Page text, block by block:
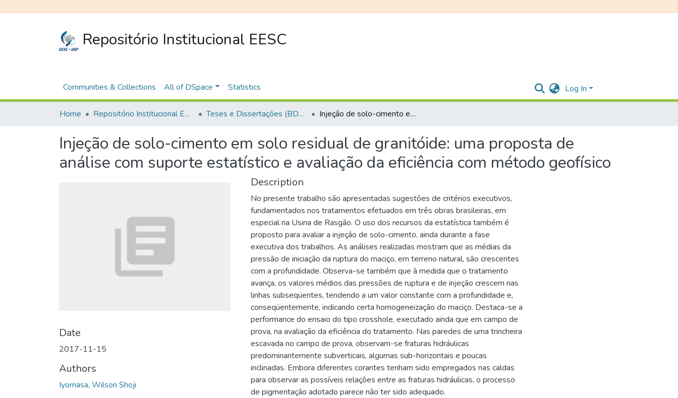
Repositório Institucional EESC
Communities & Collections All of DSpace Statistics Log In
Home Repositório Institucional EESC Teses e Dissertações (BDTD USP) Injeção de solo-cimento em solo residual de granitóide: uma proposta de análise com suporte estatístico e avaliação da eficiência com método geofísico
Injeção de solo-cimento em solo residual de granitóide: uma proposta de
análise com suporte estatístico e avaliação da eficiência com método geofísico
Date
2017-11-15
Authors
Iyomasa, Wilson Shoji
Description
No presente trabalho são apresentadas sugestões de critérios executivos,
fundamentados nos tratamentos efetuados em três obras brasileiras, em
especial na Usina de Rasgão. O uso dos recursos da estatística também é
proposto para avaliar a injeção de solo-cimento, ainda durante a fase
executiva dos trabalhos. As análises realizadas mostram que as médias da
pressão de iniciação da ruptura do maciço, em terreno natural, são crescentes
com a profundidade. Observa-se também que à medida que o tratamento
avança, os valores médios das pressões de ruptura e de injeção crescem nas
linhas subseqüentes, tendendo a um valor constante com a profundidade e,
conseqüentemente, indicando certa homogeneização do maciço. Destaca-se a
performance do ensaio do tipo crosshole, executado ainda que em campo de
prova, na avaliação da eficiência do tratamento. Nas paredes de uma trincheira
escavada no campo de prova, observam-se fraturas hidráulicas
predominantemente subverticais, algumas sub-horizontais e poucas
inclinadas. Embora diferentes corantes tenham sido empregados nas caldas
para observar as possíveis relações entre as fraturas hidráulicas, o processo
de pigmentação adotado parece não ter sido adequado.